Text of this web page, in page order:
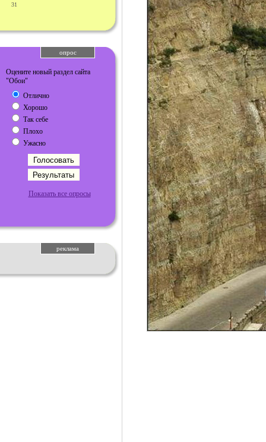
31
опрос
Оцените новый раздел сайта
"Обои"
Отлично
Хорошо
Так себе
Плохо
Ужасно
Показать все опросы
реклама